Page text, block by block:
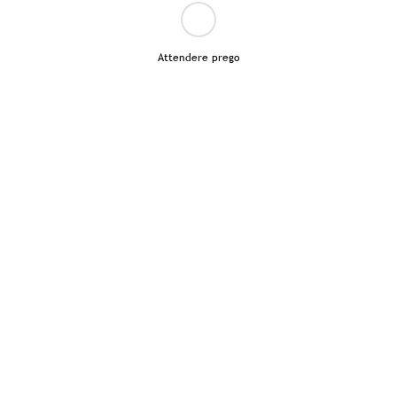
Attendere prego